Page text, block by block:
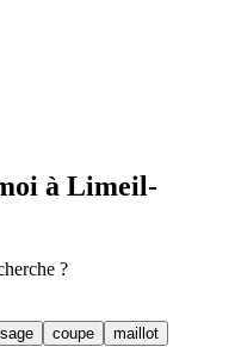
à Limeil-
?
coupe
maillot